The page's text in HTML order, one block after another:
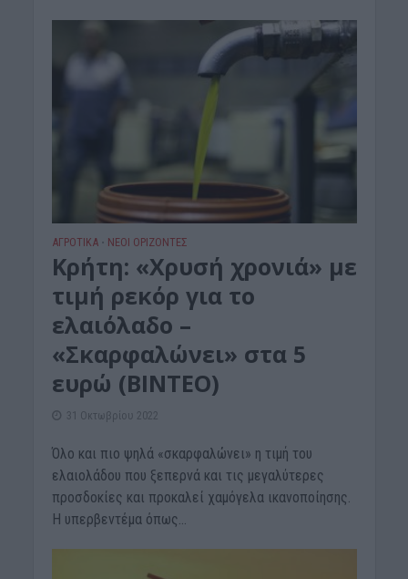
ΑΓΡΟΤΙΚΑ • ΝΕΟΙ ΟΡΙΖΟΝΤΕΣ
Κρήτη: «Χρυσή χρονιά» με
τιμή ρεκόρ για το
ελαιόλαδο –
«Σκαρφαλώνει» στα 5
ευρώ (BINTEO)
31 Οκτωβρίου 2022
Όλο και πιο ψηλά «σκαρφαλώνει» η τιμή του
ελαιολάδου που ξεπερνά και τις μεγαλύτερες
προσδοκίες και προκαλεί χαμόγελα ικανοποίησης.
Η υπερβεντέμα όπως...